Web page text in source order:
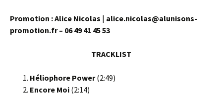
Promotion : Alice Nicolas | alice.nicolas@alunisons-
promotion.fr – 06 49 41 45 53
TRACKLIST
Héliophore Power(2:49)
Encore Moi (2:14)